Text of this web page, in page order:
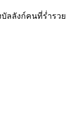
ลลังก์คนที่ร่ำรวย